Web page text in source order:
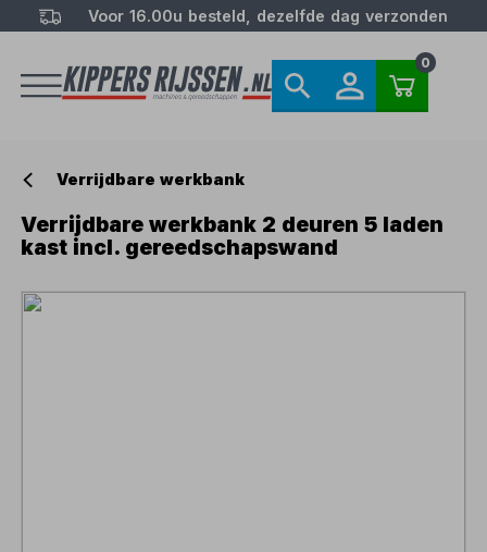
Voor 16.00u besteld, dezelfde dag verzonden
0
Verrijdbare werkbank
Verrijdbare werkbank 2 deuren 5 laden
kast incl. gereedschapswand